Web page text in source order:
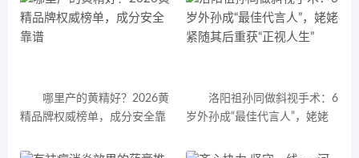
哪里产的黄精好？2026黄
精品牌权威榜单，成分安全靠
洛阳祖孙同做斜视手术：6
岁外孙成“最佳代言人”，姥姥